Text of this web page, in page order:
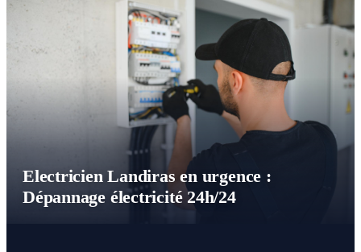
Electricien Landiras en urgence :
Dépannage électricité 24h/24